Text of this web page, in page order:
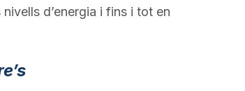
d’energia i fins i tot en